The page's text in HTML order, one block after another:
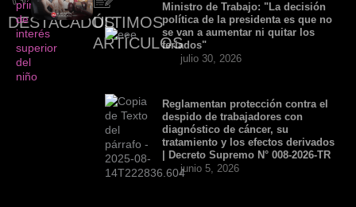
DESTACADOSÚLTIMOS
ARTÍCULOS
Ministro de Trabajo: "La decisión
política de la presidenta es que no
se van a aumentar ni quitar los
feriados"
julio 30, 2026
Reglamentan protección contra el
despido de trabajadores con
diagnóstico de cáncer, su
tratamiento y los efectos derivados
| Decreto Supremo N° 008-2026-TR
junio 5, 2026